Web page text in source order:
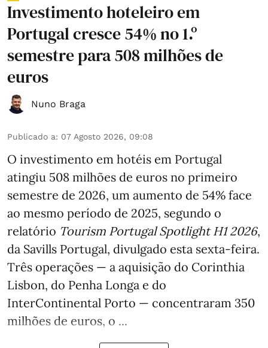
Investimento hoteleiro em
Portugal cresce 54% no 1.º
semestre para 508 milhões de
euros
Nuno Braga
Publicado a: 07 Agosto 2026, 09:08
O investimento em hotéis em Portugal
atingiu 508 milhões de euros no primeiro
semestre de 2026, um aumento de 54% face
ao mesmo período de 2025, segundo o
relatório Tourism Portugal Spotlight H1 2026,
da Savills Portugal, divulgado esta sexta-feira.
Três operações — a aquisição do Corinthia
Lisbon, do Penha Longa e do
InterContinental Porto — concentraram 350
milhões de euros, o ...